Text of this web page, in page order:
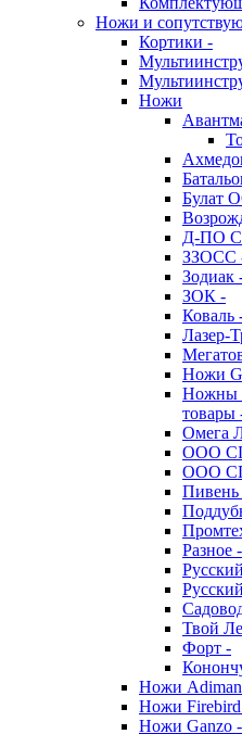
Ножи и
Кортики -
Ножи
Булат
Д-ПО
ЗЗОСС
Зодиак
ЗОК -
Коваль
Лазер-
Ножи
Ножны
товары
Омега
ООО
ООО
Пивень
Разное -
Твой
Форт -
Ножи
Ножи
Ножи Ganzo -